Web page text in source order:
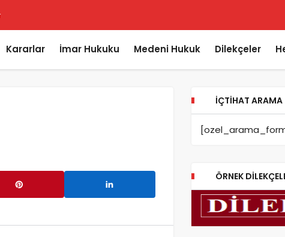
Kararlar İmar Hukuku Medeni Hukuk Dilekçeler
İÇTIHAT ARAMA
ÖRNEK